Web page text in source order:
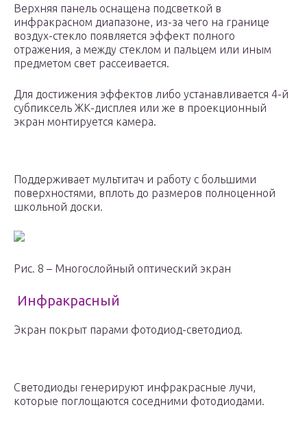
Верхняя панель оснащена подсветкой в
инфракрасном диапазоне, из-за чего на границе
воздух-стекло появляется эффект полного
отражения, а между стеклом и пальцем или иным
предметом свет рассеивается.
Для достижения эффектов либо устанавливается 4-й
субпиксель ЖК-дисплея или же в проекционный
экран монтируется камера.
Поддерживает мультитач и работу с большими
поверхностями, вплоть до размеров полноценной
школьной доски.
Рис. 8 – Многослойный оптический экран
Инфракрасный
Экран покрыт парами фотодиод-светодиод.
Светодиоды генерируют инфракрасные лучи,
которые поглощаются соседними фотодиодами.